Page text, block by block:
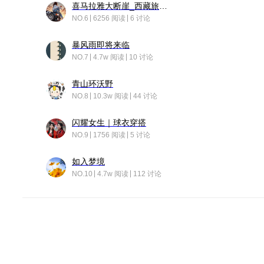
NO.6 6256 阅读 6 讨论
暴风雨即将来临
NO.7 4.7w 阅读 10 讨论
青山环沃野
NO.8 10.3w 阅读 44 讨论
闪耀女生｜球衣穿搭
NO.9 1756 阅读 5 讨论
如入梦境
NO.10 4.7w 阅读 112 讨论